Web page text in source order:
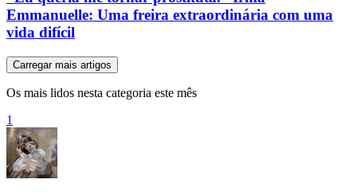
Emmanuelle: Uma freira extraordinária com uma
vida difícil
Carregar mais artigos
Os mais lidos nesta categoria este mês
1